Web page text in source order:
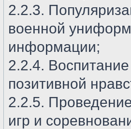
2.2.3.
военной
информации;
2.2.4.
позитивной
2.2.5.
игр и